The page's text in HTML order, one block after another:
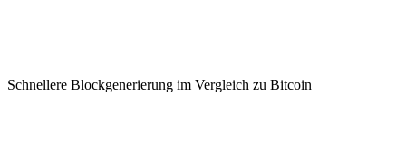
Schnellere Blockgenerierung im Vergleich zu Bitcoin